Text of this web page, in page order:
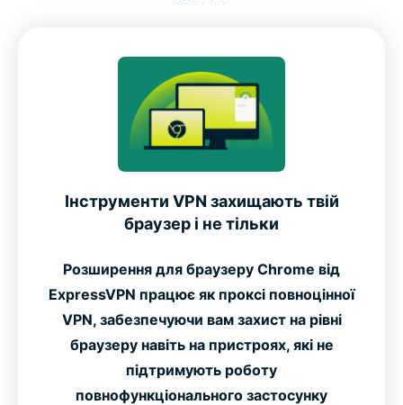
Інструменти VPN захищають твій
браузер і не тільки
Розширення для браузеру Chrome від
ExpressVPN працює як проксі повноцінної
VPN, забезпечуючи вам захист на рівні
браузеру навіть на пристроях, які не
підтримують роботу
повнофункціонального застосунку